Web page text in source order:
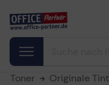
Toner Originale